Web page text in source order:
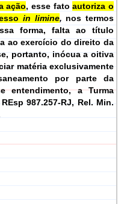
ação, esse fatoautoriza o
in limine, nos termos
forma, falta ao título
ao exercício do direito da
portanto, inócua a oitiva
matéria exclusivamente
por parte da
entendimento, a Turma
REsp 987.257-RJ, Rel. Min.